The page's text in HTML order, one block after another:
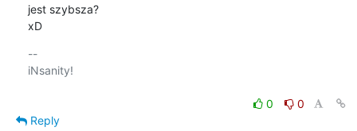
jest szybsza?
xD
--
iNsanity!
0
0
Reply